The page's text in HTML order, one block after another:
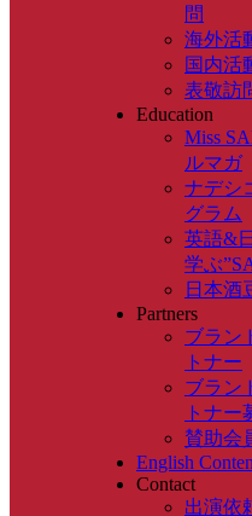
問
海外活
国内活
表敬訪
Education
Miss
ルマガ
ナデシ
グラム
英語&
学ぶ
日本酒
Partners
ブラン
トナー
ブラン
トナー
賛助会
English
Contact
出演依